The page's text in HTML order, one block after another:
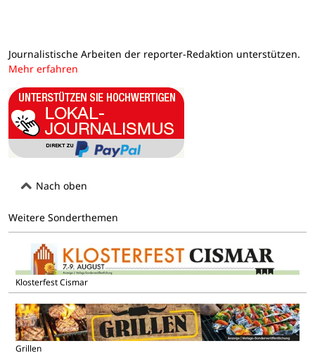
Journalistische Arbeiten der reporter-Redaktion unterstützen.
Mehr erfahren
Nach oben
Weitere Sonderthemen
Klosterfest Cismar
Grillen